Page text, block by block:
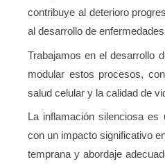
contribuye al deterioro
al desarrollo de
Trabajamos en el desarrollo
modular estos procesos,
salud celular y la calidad de
La inflamación silenciosa
con un impacto significativo
temprana y abordaje